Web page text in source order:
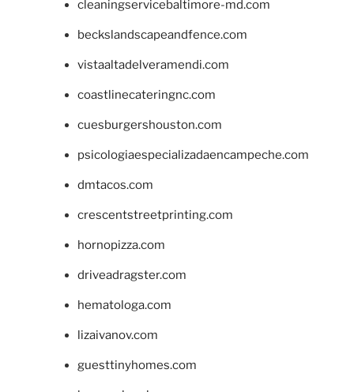
cleaningservicebaltimore-md.com
beckslandscapeandfence.com
vistaaltadelveramendi.com
coastlinecateringnc.com
cuesburgershouston.com
psicologiaespecializadaencampeche.com
dmtacos.com
crescentstreetprinting.com
hornopizza.com
driveadragster.com
hematologa.com
lizaivanov.com
guesttinyhomes.com